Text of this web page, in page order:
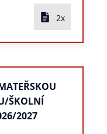
2x
ŠKOLNÍ
2027